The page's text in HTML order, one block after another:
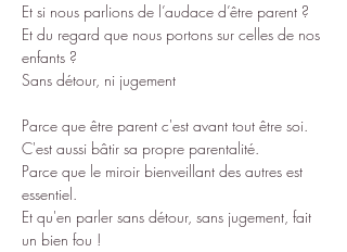
Et si nous parlions de l’audace d’être parent ?
Et du regard que nous portons sur celles de nos
enfants ?
Sans détour, ni jugement
Parce que être parent c'est avant tout être soi.
C'est aussi bâtir sa propre parentalité.
Parce que le miroir bienveillant des autres est
essentiel.
Et qu'en parler sans détour, sans jugement, fait
un bien fou !